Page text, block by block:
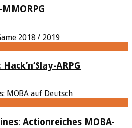
ARPG
Actionreiches MOBA-